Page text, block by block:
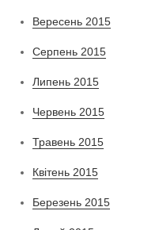
Вересень 2015
Серпень 2015
Липень 2015
Червень 2015
Травень 2015
Квітень 2015
Березень 2015